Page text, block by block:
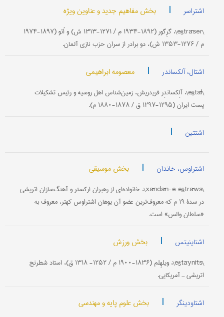
اشتراسر | بخش مفاهیم جدید و عناوین ویژه
\eštrāser\، گرِگور (۱۸۹۲-۱۹۳۴ م / ۱۲۷۱-۱۳۱۳ ش) و اُتو (۱۸۹۷-۱۹۷۴
م / ۱۲۷۶-۱۳۵۳ ش)، دو برادر از سران حزب نازی آلمان.
اشتال، آلکساندر | معصومه ابراهیمی
\eštāl\، آلِکساندِر فریدریش، زمین‌شناس اهل روسیه و رئیس تشکیلات
پست ایران (۱۲۹۵-۱۲۹۷ ق / ۱۸۷۸-۱۸۸۰ م).
اشتتین |
اشتراوس، خاندان | بخش موسیقی
\xāndān-e eštrāws\، خانواده‌ای از رهبران ارکستر و آهنگ‌سازان اتریشی
در سدۀ ۱۹ م که معروف‌ترین عضو آن یوهان اشتراوس کهتر، معروف به
«سلطان والس» است.
اشتاینیتس | بخش ورزش
\eštāynīts\، ویلهِلم (۱۸۳۶-۱۹۰۰ م / ۱۲۵۲- ۱۳۱۸ ق)، استاد شطرنج
اتریشی ـ آمریکایی.
اشتاودینگر | بخش علوم پایه و مهندسی